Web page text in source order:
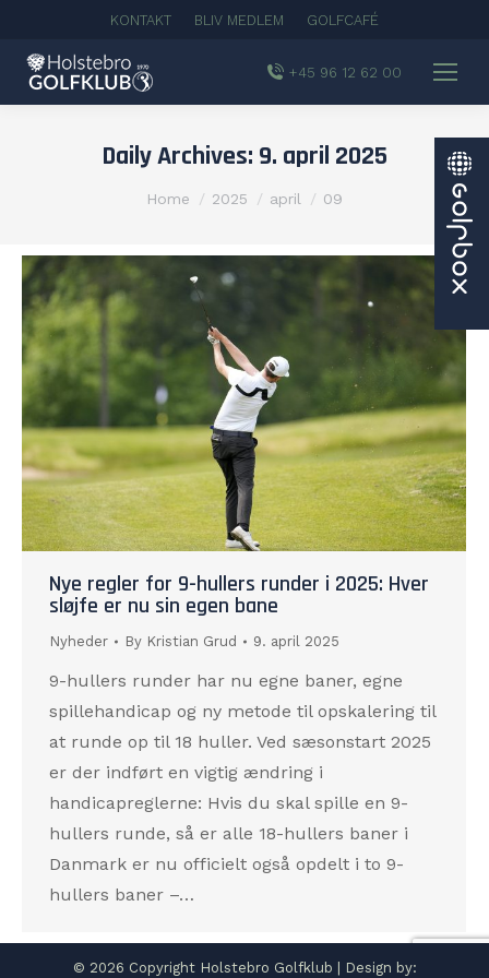
KONTAKT BLIV MEDLEM GOLFCAFÉ
+45 96 12 62 00
Daily Archives: 9. april 2025
You are here:
Home 2025 april 09
Nye regler for 9-hullers runder i 2025: Hver
sløjfe er nu sin egen bane
Nyheder By Kristian Grud 9. april 2025
9-hullers runder har nu egne baner, egne
spillehandicap og ny metode til opskalering til
at runde op til 18 huller. Ved sæsonstart 2025
er der indført en vigtig ændring i
handicapreglerne: Hvis du skal spille en 9-
hullers runde, så er alle 18-hullers baner i
Danmark er nu officielt også opdelt i to 9-
hullers baner –…
© 2026 Copyright Holstebro Golfklub | Design by: